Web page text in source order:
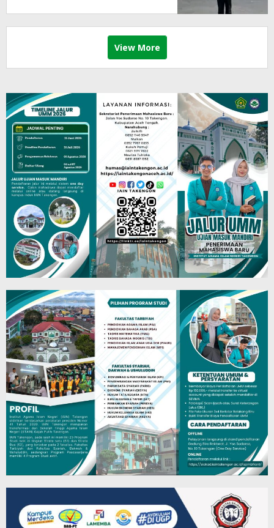
View More